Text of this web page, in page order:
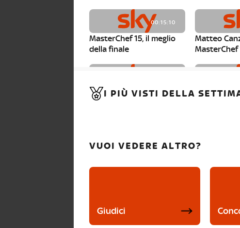
00:15:10
MasterChef 15, il meglio
della finale
Matteo
MasterChef
MasterChef 15, Carlotta è
MasterChef
I PIÙ VISTI DELLA
VUOI VEDERE ALTRO?
Giudici